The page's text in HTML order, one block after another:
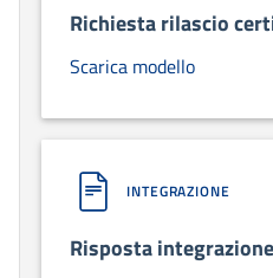
Richiesta rilascio
Scarica modello
INTEGRAZIONE
Risposta integrazione